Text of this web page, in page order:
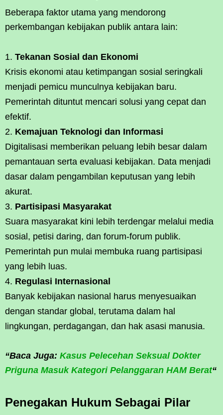
Beberapa faktor utama yang mendorong
perkembangan kebijakan publik antara lain:
Tekanan Sosial dan Ekonomi
Krisis ekonomi atau ketimpangan sosial seringkali
menjadi pemicu munculnya kebijakan baru.
Pemerintah dituntut mencari solusi yang cepat dan
efektif.
Kemajuan Teknologi dan Informasi
Digitalisasi memberikan peluang lebih besar dalam
pemantauan serta evaluasi kebijakan. Data menjadi
dasar dalam pengambilan keputusan yang lebih
akurat.
Partisipasi Masyarakat
Suara masyarakat kini lebih terdengar melalui media
sosial, petisi daring, dan forum-forum publik.
Pemerintah pun mulai membuka ruang partisipasi
yang lebih luas.
Regulasi Internasional
Banyak kebijakan nasional harus menyesuaikan
dengan standar global, terutama dalam hal
lingkungan, perdagangan, dan hak asasi manusia.
“Baca Juga: Kasus Pelecehan Seksual Dokter
Priguna Masuk Kategori Pelanggaran HAM Berat“
Penegakan Hukum Sebagai Pilar